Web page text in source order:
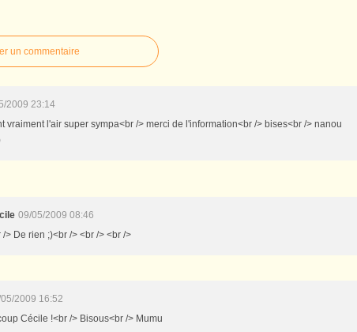
un commentaire
2009 23:14
vraiment l'air super sympa<br /> merci de l'information<br /> bises<br /> nanou
09/05/2009 08:46
/> De rien ;)<br /> <br /> <br />
2009 16:52
Cécile !<br /> Bisous<br /> Mumu